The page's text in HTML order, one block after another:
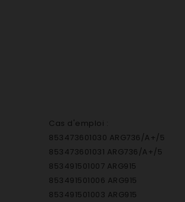
Cas d'emploi :
853473601030 ARG736/A+/5
853473601031 ARG736/A+/5
853491501007 ARG915
853491501006 ARG915
853491501003 ARG915